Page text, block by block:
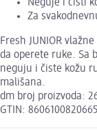
Neguje i čisti
Za
Fresh JUNIOR
da operete ruke. Sa
neguju i čiste kožu
mališana.
dm broj proizvoda:
GTIN: 8606100820665